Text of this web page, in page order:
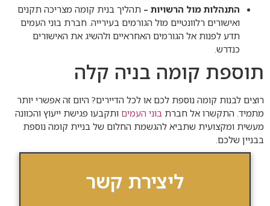
התנהלות מול הרשויות – תהליך בנית קומה מצריכה תקנים
ואישורים רלוונטיים מול הגורמים בעירייה. חברת בוני העמים
תדע לפנות אל הגורמים האחראיים ולהשיג את האישורים
כנדרש.
תוספת קומה בניה קלה
רוצים לבנות קומה נוספת לכם או לכל הדיירים? היום זה אפשרי יותר
מתמיד. התקשרו אל חברת בוני העמים ותקבעו פגישת ייעוץ והכוונה
מעשית ומקצועית שתביא להגשמת החלום של בניית קומה נוספת
בבניין שלכם.
ליצירת קשר